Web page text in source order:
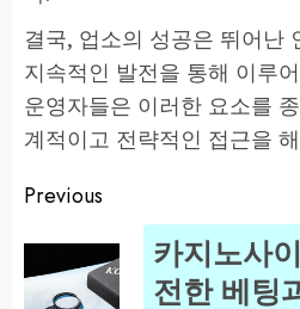
결국, 업소의 성공은 뛰어난
지속적인 발전을 통해 이루
운영자들은 이러한 요소를
계적이고 전략적인 접근을
Post
navigation
Previous
카지노사
전한 베팅